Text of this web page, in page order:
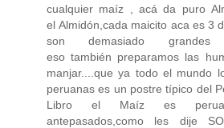
cualquier maíz , acá da puro
el Almidón,cada maicito aca es 3
son demasiado
eso también preparamos las
manjar....que ya todo el mundo
peruanas es un postre típico del
Libro el Maíz es
antepasados,como les dije